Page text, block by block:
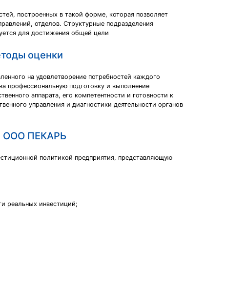
построенных в такой форме, которая позволяет
отделов. Структурные подразделения
для достижения общей цели
оценки
на удовлетворение потребностей каждого
профессиональную подготовку и выполнение
аппарата, его компетентности и готовности к
управления и диагностики деятельности органов
ООО ПЕКАРЬ
политикой предприятия, представляющую
реальных инвестиций;